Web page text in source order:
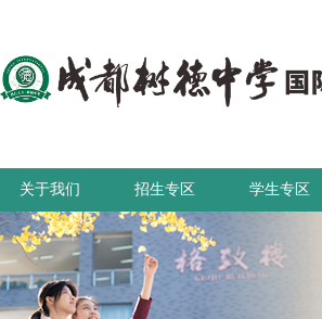
关于我们 招生专区 学生专区